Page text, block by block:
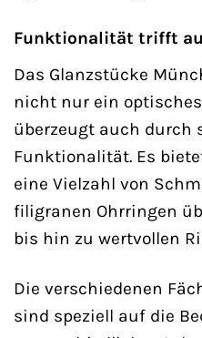
Funktionalität trifft
Das Glanzstücke
nicht nur ein
überzeugt auch durch
Funktionalität. Es
eine Vielzahl von
filigranen Ohrringen
bis hin zu wertvollen
Die verschiedenen
sind speziell auf die